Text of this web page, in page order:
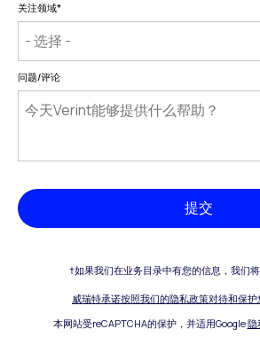
关注领域*
问题/评论
提交
†如果我们在业务目录中有您的信息，我们将
威瑞特承诺按照我们的隐私政策对待和保护
本网站受reCAPTCHA的保护，并适用Google隐